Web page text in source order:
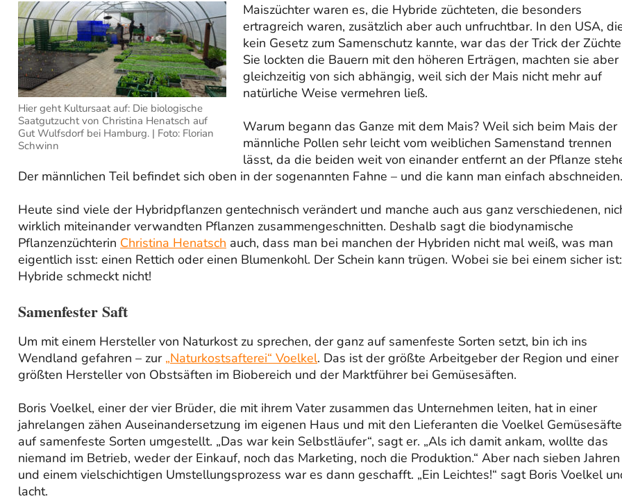
Hier geht Kultursaat auf: Die biologische
Saatgutzucht von Christina Henatsch auf
Gut Wulfsdorf bei Hamburg. | Foto: Florian
Schwinn
Maiszüchter waren es, die Hybride züchteten, die besonders
ertragreich waren, zusätzlich aber auch unfruchtbar. In den USA,
kein Gesetz zum Samenschutz kannte, war das der Trick der
Sie lockten die Bauern mit den höheren Erträgen, machten sie aber
gleichzeitig von sich abhängig, weil sich der Mais nicht mehr auf
natürliche Weise vermehren ließ.
Warum begann das Ganze mit dem Mais? Weil sich beim Mais der
männliche Pollen sehr leicht vom weiblichen Samenstand trennen
lässt, da die beiden weit von einander entfernt an der Pflanze
Der männlichen Teil befindet sich oben in der sogenannten Fahne – und die kann man einfach abschneiden.
Heute sind viele der Hybridpflanzen gentechnisch verändert und manche auch aus ganz verschiedenen,
wirklich miteinander verwandten Pflanzen zusammengeschnitten. Deshalb sagt die biodynamische
Pflanzenzüchterin Christina Henatsch auch, dass man bei manchen der Hybriden nicht mal weiß, was man
eigentlich isst: einen Rettich oder einen Blumenkohl. Der Schein kann trügen. Wobei sie bei einem sicher
Hybride schmeckt nicht!
Samenfester Saft
Um mit einem Hersteller von Naturkost zu sprechen, der ganz auf samenfeste Sorten setzt, bin ich ins
Wendland gefahren – zur „Naturkostsafterei“ Voelkel. Das ist der größte Arbeitgeber der Region und einer
größten Hersteller von Obstsäften im Biobereich und der Marktführer bei Gemüsesäften.
Boris Voelkel, einer der vier Brüder, die mit ihrem Vater zusammen das Unternehmen leiten, hat in einer
jahrelangen zähen Auseinandersetzung im eigenen Haus und mit den Lieferanten die Voelkel Gemüsesäfte
auf samenfeste Sorten umgestellt. „Das war kein Selbstläufer“, sagt er. „Als ich damit ankam, wollte das
niemand im Betrieb, weder der Einkauf, noch das Marketing, noch die Produktion.“ Aber nach sieben Jahren
und einem vielschichtigen Umstellungsprozess war es dann geschafft. „Ein Leichtes!“ sagt Boris Voelkel
lacht.